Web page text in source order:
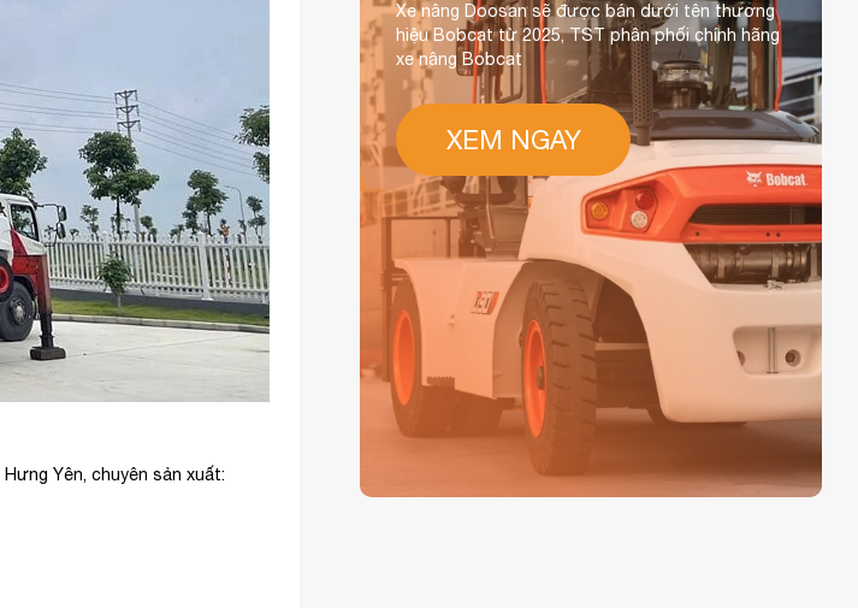
Yên, chuyên sản xuất:
Xe nâng Doosan sẽ được bán dưới tên thương
hiệu Bobcat từ 2025, TST phân phối chính hãng
xe nâng Bobcat
XEM NGAY